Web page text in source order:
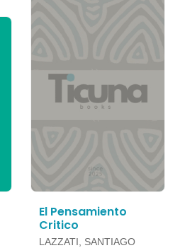
El Pensamiento
Critico
LAZZATI, SANTIAGO